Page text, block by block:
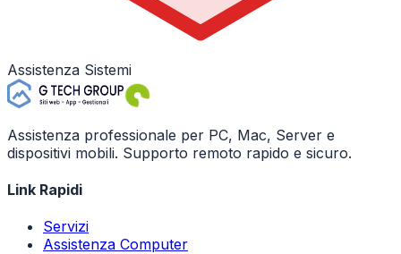
Assistenza Sistemi
Assistenza professionale per PC, Mac, Server e
dispositivi mobili. Supporto remoto rapido e sicuro.
Link Rapidi
Servizi
Assistenza Computer